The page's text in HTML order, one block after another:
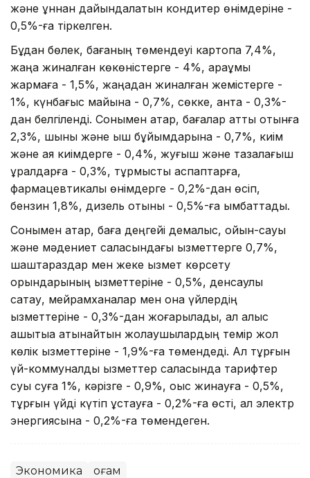
және ұннан дайындалатын кондитер өнімдеріне -
0,5%-ға тіркелген.
Бұдан бөлек, бағаның төмендеуі картопқа 7,4%,
жаңа жиналған көкөністерге - 4%, қарақұмық
жармаға - 1,5%, жаңадан жиналған жемістерге -
1%, күнбағыс майына - 0,7%, сөкке, қантқа - 0,3%-
дан белгіленді. Сонымен қатар, бағалар қатты отынға
2,3%, шыны және қыш бұйымдарына - 0,7%, киім
және аяқ киімдерге - 0,4%, жуғыш және тазалағыш
құралдарға - 0,3%, тұрмыстық аспаптарға,
фармацевтикалық өнімдерге - 0,2%-дан өсіп,
бензин 1,8%, дизель отыны - 0,5%-ға қымбаттады.
Сонымен қатар, баға деңгейі демалыс, ойын-сауық
және мәдениет саласындағы қызметтерге 0,7%,
шаштараздар мен жеке қызмет көрсету
орындарының қызметтеріне - 0,5%, денсаулық
сақтау, мейрамханалар мен қонақ үйлердің
қызметтеріне - 0,3%-дан жоғарылады, ал алыс
қашықтыққа қатынайтын жолаушылардың темір жол
көлік қызметтеріне - 1,9%-ға төмендеді. Ал тұрғын
үй-коммуналдық қызметтер саласында тарифтер
суық суға 1%, кәрізге - 0,9%, қоқыс жинауға - 0,5%,
тұрғын үйді күтіп ұстауға - 0,2%-ға өсті, ал электр
энергиясына - 0,2%-ға төмендеген.
Экономика Қоғам